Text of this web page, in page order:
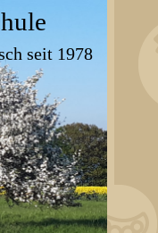
seit 1978